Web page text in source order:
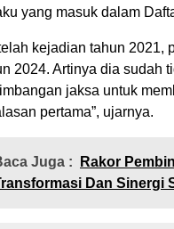
yang masuk dalam
kejadian tahun 2021,
2024. Artinya dia sudah
jaksa untuk
pertama”, ujarnya.
Juga :
Rakor
Dan Sinergi